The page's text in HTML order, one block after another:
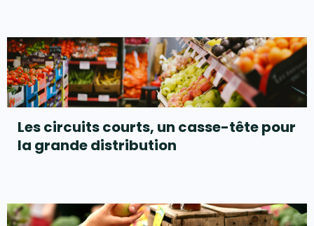
Les circuits courts, un casse-tête pour
la grande distribution